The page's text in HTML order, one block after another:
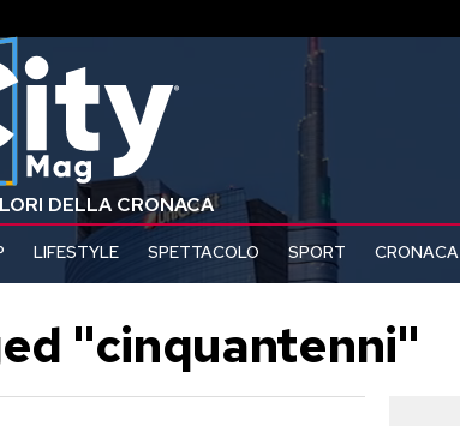
DELLA CRONACA
LIFESTYLE SPETTACOLO SPORT CRONACA
"cinquantenni"